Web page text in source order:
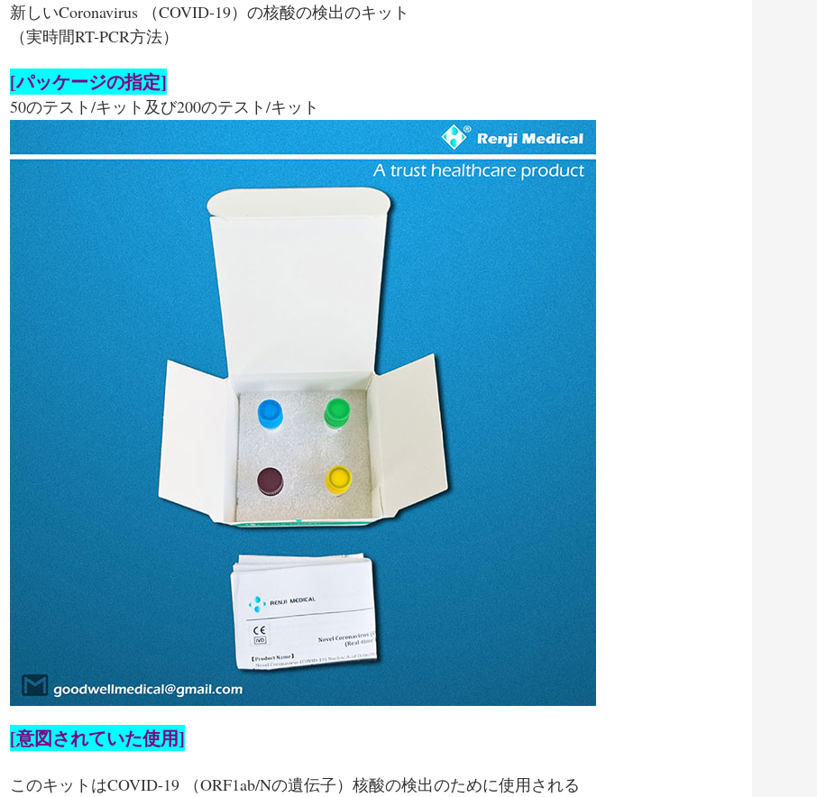
新しいCoronavirus （COVID-19）の核酸の検出のキット
（実時間RT-PCR方法）
[パッケージの指定]
50のテスト/キット及び200のテスト/キット
[意図されていた使用]
このキットはCOVID-19 （ORF1ab/Nの遺伝子）核酸の検出のために使用される